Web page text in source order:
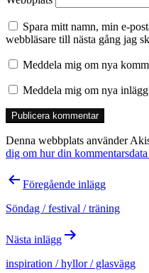
Spara mitt namn, min e-
webbläsare till nästa gång jag
Meddela mig om nya
Meddela mig om nya
Denna webbplats använder
dig om hur din kommentarsdata
Inläggsnavigering
Föregående inlägg
Söndag / festival / träning
Nästa inlägg
inspiration / hyllor / glasvägg